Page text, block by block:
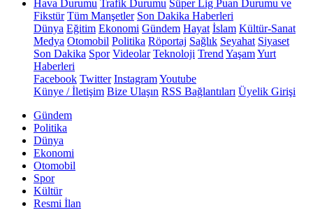
Hava Durumu Trafik Durumu Süper Lig Puan Durumu ve
Fikstür Tüm Manşetler Son Dakika Haberleri
Dünya Eğitim Ekonomi Gündem Hayat İslam Kültür-Sanat
Medya Otomobil Politika Röportaj Sağlık Seyahat Siyaset
Son Dakika Spor Videolar Teknoloji Trend YaşamYurt
Haberleri
Facebook Twitter InstagramYoutube
Künye / İletişim Bize Ulaşın RSS Bağlantıları Üyelik Girişi
Gündem
Politika
Dünya
Ekonomi
Otomobil
Spor
Kültür
Resmi İlan